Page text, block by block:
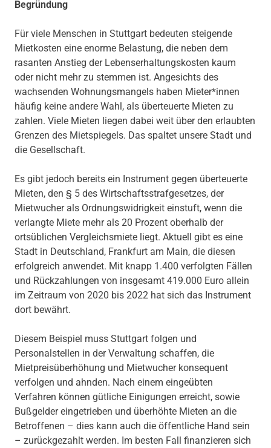
Begründung
Für viele Menschen in Stuttgart bedeuten steigende
Mietkosten eine enorme Belastung, die neben dem
rasanten Anstieg der Lebenserhaltungskosten kaum
oder nicht mehr zu stemmen ist. Angesichts des
wachsenden Wohnungsmangels haben Mieter*innen
häufig keine andere Wahl, als überteuerte Mieten zu
zahlen. Viele Mieten liegen dabei weit über den erlaubten
Grenzen des Mietspiegels. Das spaltet unsere Stadt und
die Gesellschaft.
Es gibt jedoch bereits ein Instrument gegen überteuerte
Mieten, den § 5 des Wirtschaftsstrafgesetzes, der
Mietwucher als Ordnungswidrigkeit einstuft, wenn die
verlangte Miete mehr als 20 Prozent oberhalb der
ortsüblichen Vergleichsmiete liegt. Aktuell gibt es eine
Stadt in Deutschland, Frankfurt am Main, die diesen
erfolgreich anwendet. Mit knapp 1.400 verfolgten Fällen
und Rückzahlungen von insgesamt 419.000 Euro allein
im Zeitraum von 2020 bis 2022 hat sich das Instrument
dort bewährt.
Diesem Beispiel muss Stuttgart folgen und
Personalstellen in der Verwaltung schaffen, die
Mietpreisüberhöhung und Mietwucher konsequent
verfolgen und ahnden. Nach einem eingeübten
Verfahren können gütliche Einigungen erreicht, sowie
Bußgelder eingetrieben und überhöhte Mieten an die
Betroffenen – dies kann auch die öffentliche Hand sein
– zurückgezahlt werden. Im besten Fall finanzieren sich